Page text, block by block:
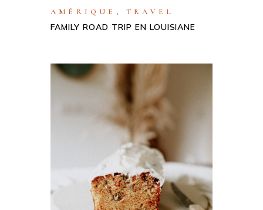
AMÉRIQUE ,TRAVEL
FAMILY ROAD TRIP EN LOUISIANE